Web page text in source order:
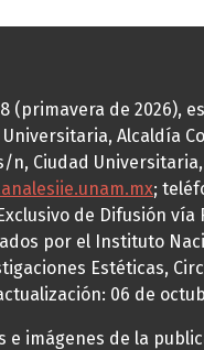
(primavera de
Alcaldía
Ciudad Universitaria,
;
de Difusión vía
por el Instituto
Estéticas,
06 de
imágenes de la